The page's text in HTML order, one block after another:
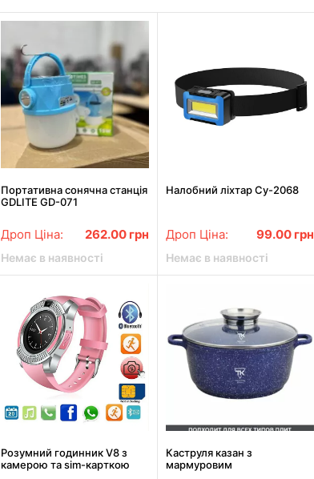
Портативна сонячна станція
GDLITE GD-071
Дроп Ціна: 262.00 грн
Немає в наявності
Налобний ліхтар Cy-2068
Дроп Ціна: 99.00 грн
Немає в наявності
Розумний годинник V8 з
камерою та sim-карткою
Каструля казан з
мармуровим